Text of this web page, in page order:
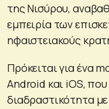
της Νισύρου,
εμπειρία των
ηφαιστειακούς
Πρόκειται για ένα
Android και iOS,
διαδραστικότητα